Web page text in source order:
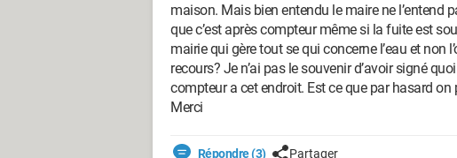
maison. Mais bien entendu le maire ne l’entend
que c’est après compteur même si la fuite est
mairie qui gère tout se qui concerne l’eau et non
recours? Je n’ai pas le souvenir d’avoir signé
compteur a cet endroit. Est ce que par hasard
Merci
Répondre (3) Partager